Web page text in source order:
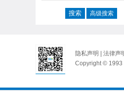
高级搜索
隐私声明 法律声
Copyright © 1993